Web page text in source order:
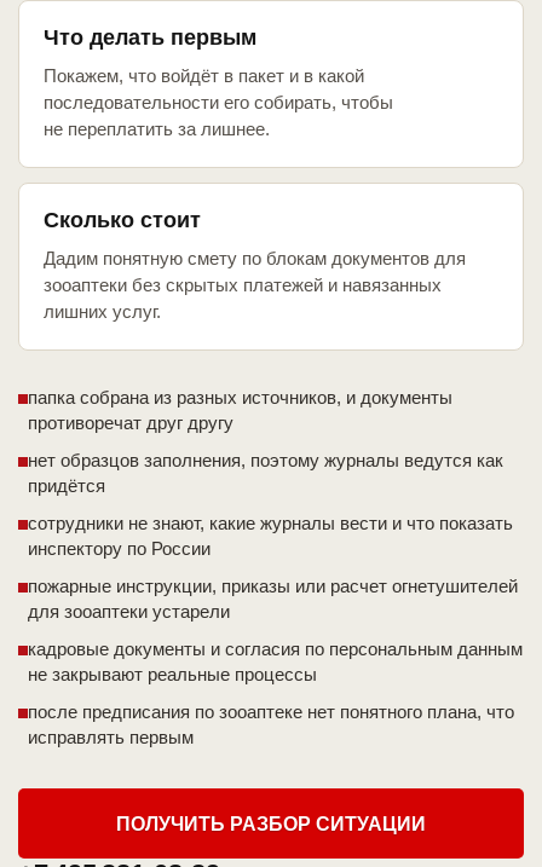
Что делать первым
Покажем, что войдёт в пакет и в какой
последовательности его собирать, чтобы
не переплатить за лишнее.
Сколько стоит
Дадим понятную смету по блокам документов для
зооаптеки без скрытых платежей и навязанных
лишних услуг.
папка собрана из разных источников, и документы
противоречат друг другу
нет образцов заполнения, поэтому журналы ведутся как
придётся
сотрудники не знают, какие журналы вести и что показать
инспектору по России
пожарные инструкции, приказы или расчет огнетушителей
для зооаптеки устарели
кадровые документы и согласия по персональным данным
не закрывают реальные процессы
после предписания по зооаптеке нет понятного плана, что
исправлять первым
ПОЛУЧИТЬ РАЗБОР СИТУАЦИИ